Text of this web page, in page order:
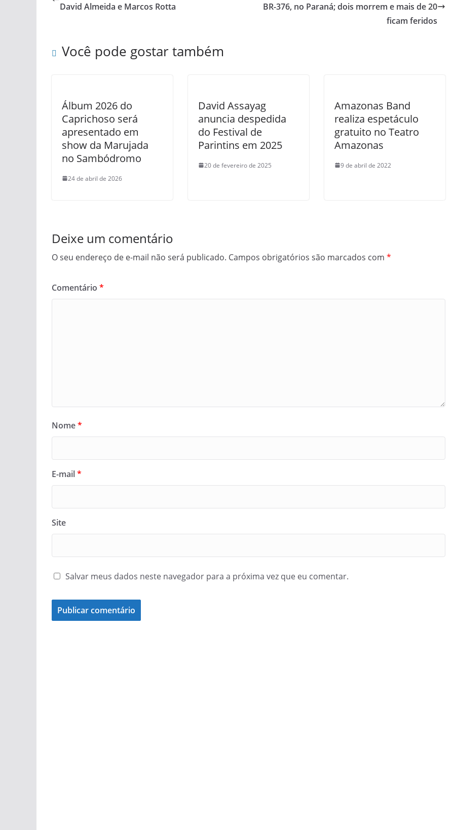
David Almeida e Marcos Rotta
BR-376, no Paraná; dois morrem e mais de 20
ficam feridos
Você pode gostar também
Álbum 2026 do
Caprichoso será
apresentado em
show da Marujada
no Sambódromo
24 de abril de 2026
David Assayag
anuncia despedida
do Festival de
Parintins em 2025
20 de fevereiro de 2025
Amazonas Band
realiza espetáculo
gratuito no Teatro
Amazonas
9 de abril de 2022
Deixe um comentário
O seu endereço de e-mail não será publicado. Campos obrigatórios são marcados com *
Comentário *
Nome*
E-mail*
Site
Salvar meus dados neste navegador para a próxima vez que eu comentar.